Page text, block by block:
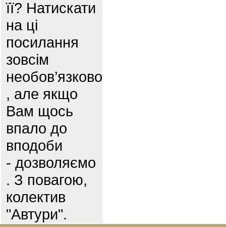
її? Натискати
на ці
посилання
зовсім
необов’язково
, але якщо
Вам щось
впало до
вподоби
- дозволяємо
. З повагою,
колектив
"Автури".